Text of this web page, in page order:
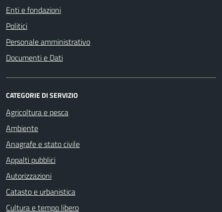
Enti e fondazioni
Politici
Personale amministrativo
Documenti e Dati
CATEGORIE DI SERVIZIO
Agricoltura e pesca
Ambiente
Anagrafe e stato civile
Appalti pubblici
Autorizzazioni
Catasto e urbanistica
Cultura e tempo libero